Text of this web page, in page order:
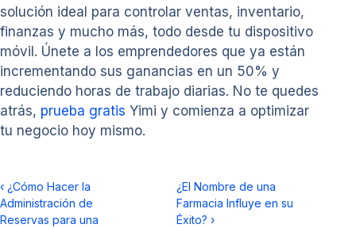
solución ideal para controlar ventas, inventario,
finanzas y mucho más, todo desde tu dispositivo
móvil. Únete a los emprendedores que ya están
incrementando sus ganancias en un 50% y
reduciendo horas de trabajo diarias. No te quedes
atrás, prueba gratis Yimi y comienza a optimizar
tu negocio hoy mismo.
‹ ¿Cómo Hacer la
Administración de
Reservas para una
¿El Nombre de una
Farmacia Influye en su
Éxito? ›